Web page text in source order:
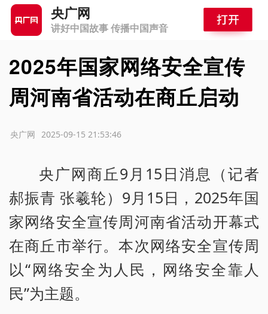
央广网
讲好中国故事 传播中国声音
2025年国家网络安全宣传
周河南省活动在商丘启动
2025-09-15 21:53:46
央广网
央广网商丘9月15日消息（记者
郝振青 张羲轮）9月15日，2025年国
家网络安全宣传周河南省活动开幕式
在商丘市举行。本次网络安全宣传周
以“网络安全为人民，网络安全靠人
民”为主题。